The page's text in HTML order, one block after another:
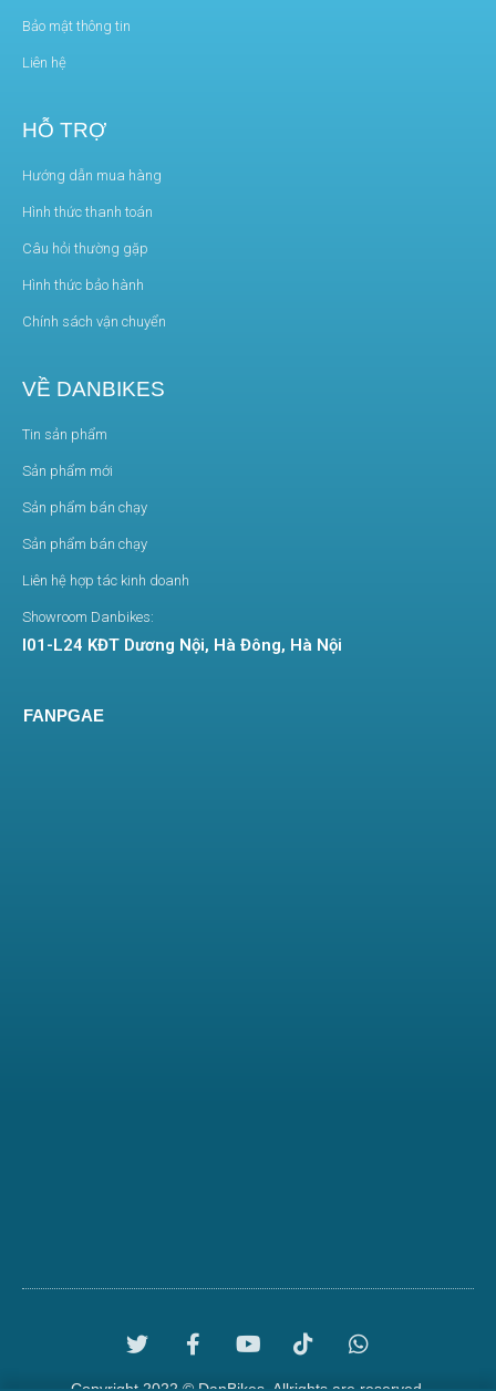
Bảo mật thông tin
Liên hệ
HỖ TRỢ
Hướng dẫn mua hàng
Hình thức thanh toán
Câu hỏi thường gặp
Hình thức bảo hành
Chính sách vận chuyển
VỀ DANBIKES
Tin sản phẩm
Sản phẩm mới
Sản phẩm bán chạy
Sản phẩm bán chạy
Liên hệ hợp tác kinh doanh
Showroom Danbikes:
I01-L24 KĐT Dương Nội, Hà Đông, Hà Nội
FANPGAE